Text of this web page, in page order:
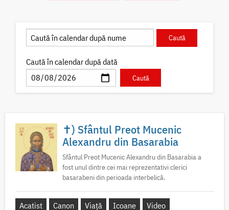
Caută în calendar după dată
✝) Sfântul Preot Mucenic
Alexandru din Basarabia
Sfântul Preot Mucenic Alexandru din Basarabia a
fost unul dintre cei mai reprezentativi clerici
basarabeni din perioada interbelică.
Acatist Canon Viață Icoane
Video